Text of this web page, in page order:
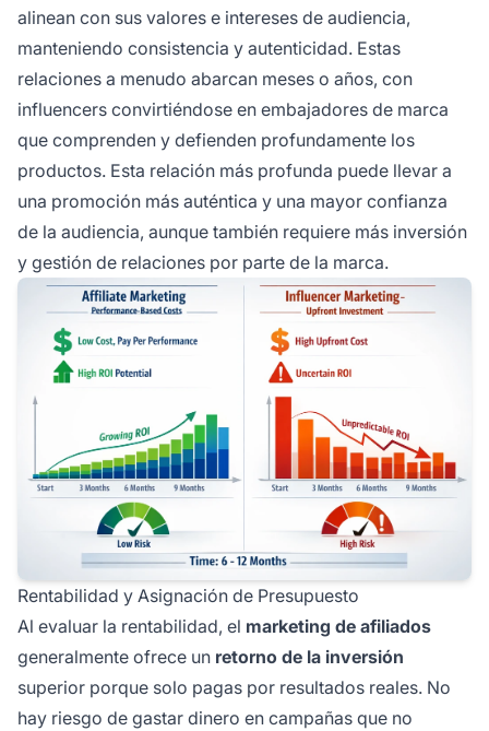
alinean con sus valores e intereses de audiencia,
manteniendo consistencia y autenticidad. Estas
relaciones a menudo abarcan meses o años, con
influencers convirtiéndose en embajadores de marca
que comprenden y defienden profundamente los
productos. Esta relación más profunda puede llevar a
una promoción más auténtica y una mayor confianza
de la audiencia, aunque también requiere más inversión
y gestión de relaciones por parte de la marca.
Rentabilidad y Asignación de Presupuesto
Al evaluar la rentabilidad, el marketing de afiliados
generalmente ofrece un retorno de la inversión
superior porque solo pagas por resultados reales. No
hay riesgo de gastar dinero en campañas que no